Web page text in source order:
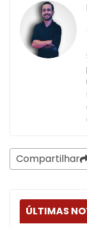
Compartilhar
ÚLTIMAS